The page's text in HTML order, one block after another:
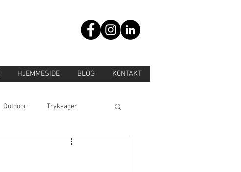
HJEMMESIDE BLOG KONTAKT
Outdoor Tryksager